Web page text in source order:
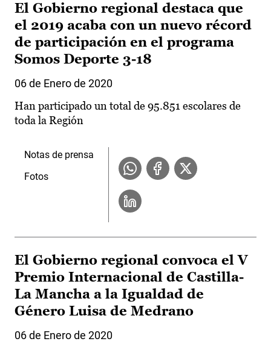
El Gobierno regional destaca que
el 2019 acaba con un nuevo récord
de participación en el programa
Somos Deporte 3-18
06 de Enero de 2020
Han participado un total de 95.851 escolares de
toda la Región
Notas de prensa
Fotos
El Gobierno regional convoca el V
Premio Internacional de Castilla-
La Mancha a la Igualdad de
Género Luisa de Medrano
06 de Enero de 2020